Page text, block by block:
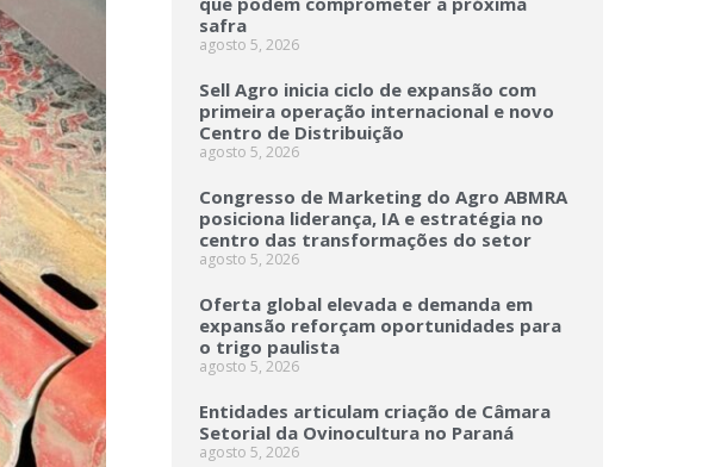
safra
agosto 5, 2026
Sell Agro inicia ciclo de expansão com
primeira operação internacional e novo
Centro de Distribuição
agosto 5, 2026
Congresso de Marketing do Agro ABMRA
posiciona liderança, IA e estratégia no
centro das transformações do setor
agosto 5, 2026
Oferta global elevada e demanda em
expansão reforçam oportunidades para
o trigo paulista
agosto 5, 2026
Entidades articulam criação de Câmara
Setorial da Ovinocultura no Paraná
agosto 5, 2026